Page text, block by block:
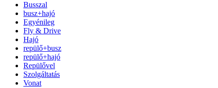
Busszal
busz+hajó
Egyénileg
Fly & Drive
Hajó
repülő+busz
repülő+hajó
Repülővel
Szolgáltatás
Vonat